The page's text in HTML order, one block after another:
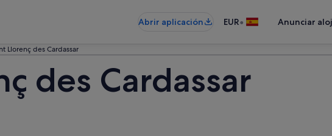
Abrir aplicación EUR• Anunciar
Llorenç des Cardassar
des Cardassar